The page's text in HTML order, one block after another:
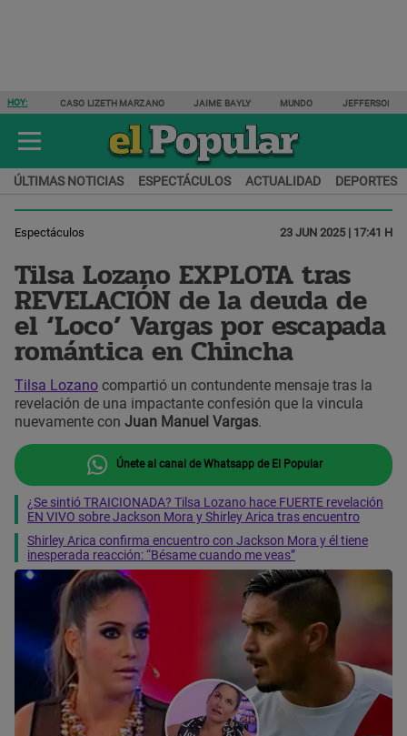
HOY: CASO LIZETH MARZANO JAIME BAYLY MUNDO JEFFERSON
ÚLTIMAS NOTICIAS ESPECTÁCULOS ACTUALIDAD DEPORTES
Espectáculos 23 JUN 2025 | 17:41 H
Tilsa Lozano EXPLOTA tras
REVELACIÓN de la deuda de
el ‘Loco’ Vargas por escapada
romántica en Chincha
Tilsa Lozano compartió un contundente mensaje tras la
revelación de una impactante confesión que la vincula
nuevamente con Juan Manuel Vargas.
Únete al canal de Whatsapp de El Popular
¿Se sintió TRAICIONADA? Tilsa Lozano hace FUERTE revelación
EN VIVO sobre Jackson Mora y Shirley Arica tras encuentro
Shirley Arica confirma encuentro con Jackson Mora y él tiene
inesperada reacción: “Bésame cuando me veas”